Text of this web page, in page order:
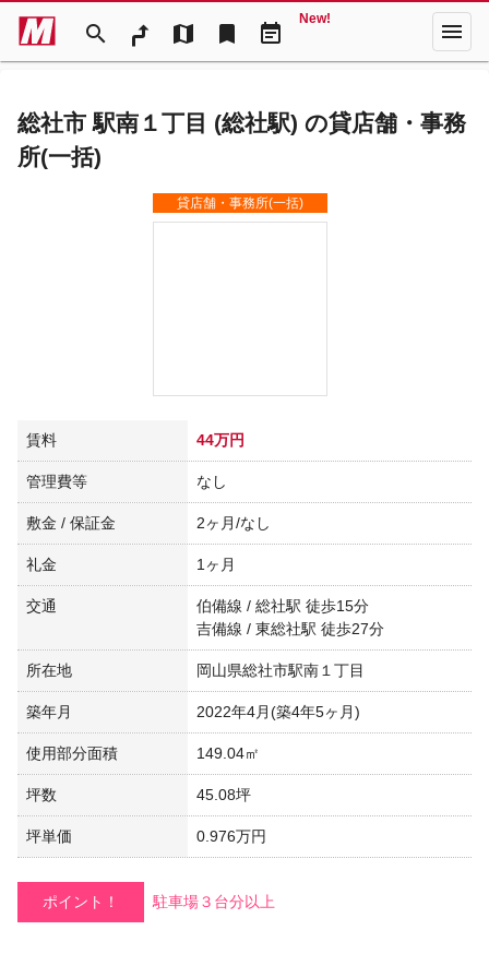
search map bookmark event_note
New! menu
総社市 駅南１丁目 (総社駅) の貸店舗・事務
所(一括)
貸店舗・事務所(一括)
賃料 44万円
管理費等 なし
敷金 / 保証金 2ヶ月/なし
礼金 1ヶ月
交通
伯備線 / 総社駅 徒歩15分
吉備線 / 東総社駅 徒歩27分
所在地 岡山県総社市駅南１丁目
築年月 2022年4月(築4年5ヶ月)
使用部分面積 149.04㎡
坪数 45.08坪
坪単価 0.976万円
ポイント！ 駐車場３台分以上